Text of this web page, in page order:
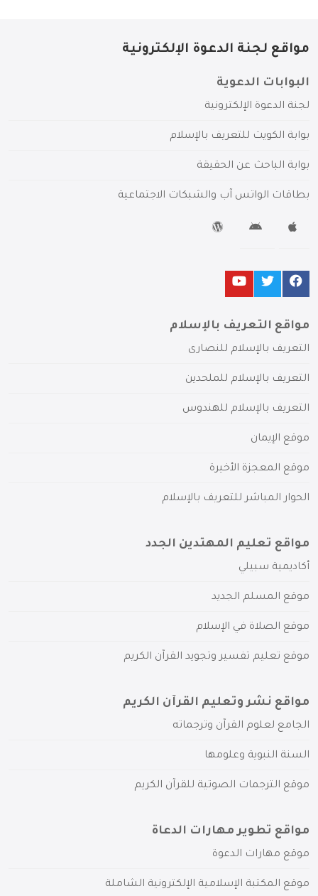
مواقع لجنة الدعوة الإلكترونية
البوابات الدعوية
لجنة الدعوة الإلكترونية
بوابة الكويت للتعريف بالإسلام
بوابة الباحث عن الحقيقة
بطاقات الواتس آب والشبكات الاجتماعية
مواقع التعريف بالإسلام
التعريف بالإسلام للنصارى
التعريف بالإسلام للملحدين
التعريف بالإسلام للهندوس
موقع الإيمان
موقع المعجزة الأخيرة
الحوار المباشر للتعريف بالإسلام
مواقع تعليم المهتدين الجدد
أكاديمية سبيلي
موقع المسلم الجديد
موقع الصلاة في الإسلام
موقع تعليم تفسير وتجويد القرآن الكريم
مواقع نشر وتعليم القرآن الكريم
الجامع لعلوم القرآن وترجماته
السنة النبوية وعلومها
موقع الترجمات الصوتية للقرآن الكريم
مواقع تطوير مهارات الدعاة
موقع مهارات الدعوة
موقع المكتبة الإسلامية الإلكترونية الشاملة